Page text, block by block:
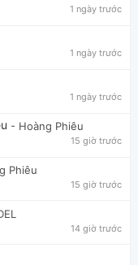
1 ngày trước
1 ngày trước
1 ngày trước
- Hoàng Phiêu
15 giờ trước
Phiêu
15 giờ trước
14 giờ trước